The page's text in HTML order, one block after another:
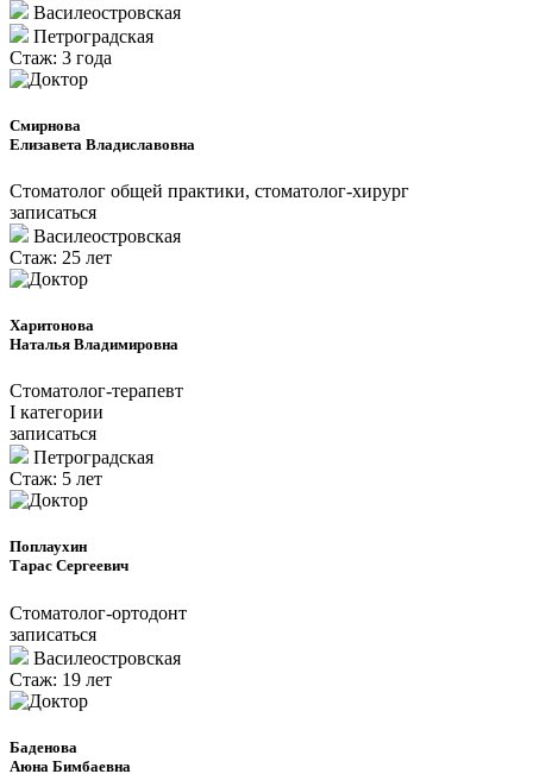
Василеостровская
Петроградcкая
Стаж: 3 года
Смирнова
Елизавета Владиславовна
Стоматолог общей практики, стоматолог-хирург
записаться
Василеостровская
Стаж: 25 лет
Харитонова
Наталья Владимировна
Стоматолог-терапевт
I категории
записаться
Петроградcкая
Стаж: 5 лет
Поплаухин
Тарас Сергеевич
Стоматолог-ортодонт
записаться
Василеостровская
Стаж: 19 лет
Баденова
Аюна Бимбаевна